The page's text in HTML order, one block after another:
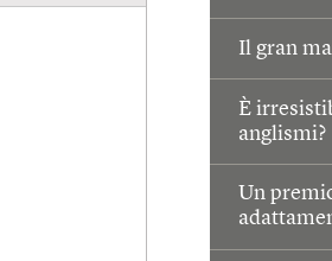
Il gran
È
anglismi?
Un